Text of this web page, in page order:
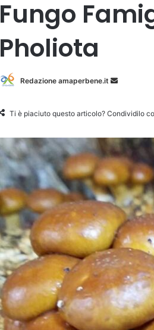
Fungo
Pholiota
Redazione amaperbene.it
a
u
n
'
e
m
a
i
Ti è piaciuto questo articolo? Condividilo